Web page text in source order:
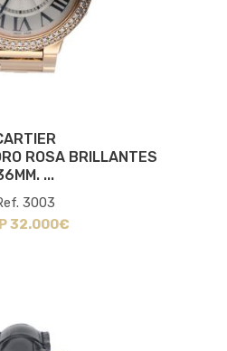
ROSA BRILLANTES
...
3003
32.000€